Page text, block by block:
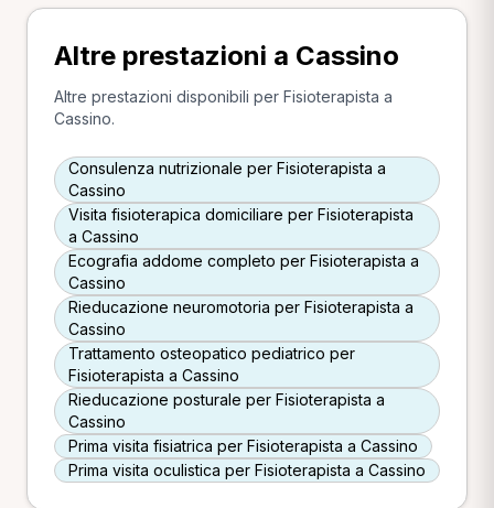
Altre prestazioni a Cassino
Altre prestazioni disponibili per Fisioterapista a
Cassino.
Consulenza nutrizionale per Fisioterapista a
Cassino
Visita fisioterapica domiciliare per Fisioterapista
a Cassino
Ecografia addome completo per Fisioterapista a
Cassino
Rieducazione neuromotoria per Fisioterapista a
Cassino
Trattamento osteopatico pediatrico per
Fisioterapista a Cassino
Rieducazione posturale per Fisioterapista a
Cassino
Prima visita fisiatrica per Fisioterapista a Cassino
Prima visita oculistica per Fisioterapista a Cassino